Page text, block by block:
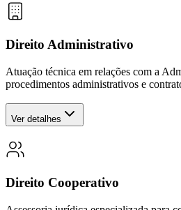
Direito Administrativo
Atuação técnica em relações com a
procedimentos administrativos e
Ver detalhes
Direito Cooperativo